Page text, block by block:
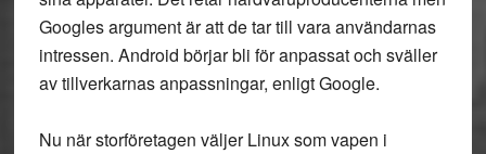
Googles argument är att de tar till vara användarnas
intressen. Android börjar bli för anpassat och sväller
av tillverkarnas anpassningar, enligt Google.
Nu när storföretagen väljer Linux som vapen i